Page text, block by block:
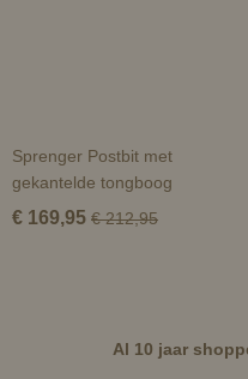
Sprenger Postbit met
gekantelde tongboog
€ 169,95 € 212,95
Al 10 jaar